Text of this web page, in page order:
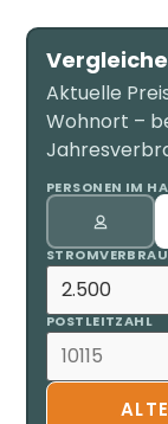
Aktuelle
Wohnort –
PERSONEN IM
POSTLEITZAHL